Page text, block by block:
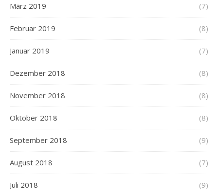
März 2019 (7)
Februar 2019 (8)
Januar 2019 (7)
Dezember 2018 (8)
November 2018 (8)
Oktober 2018 (8)
September 2018 (9)
August 2018 (7)
Juli 2018 (9)